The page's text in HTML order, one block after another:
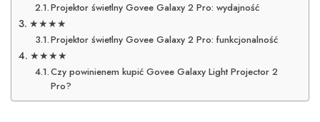
Projektor świetlny Govee Galaxy 2 Pro: wydajność
★★★★
Projektor świetlny Govee Galaxy 2 Pro: funkcjonalność
★★★★
Czy powinienem kupić Govee Galaxy Light Projector 2
Pro?